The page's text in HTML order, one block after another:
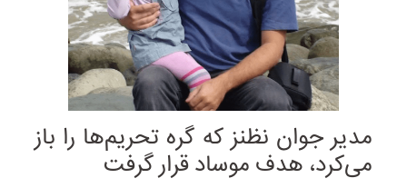
مدیر جوان نظنز که گره تحریم‌ها را باز
می‌کرد، هدف موساد قرار گرفت